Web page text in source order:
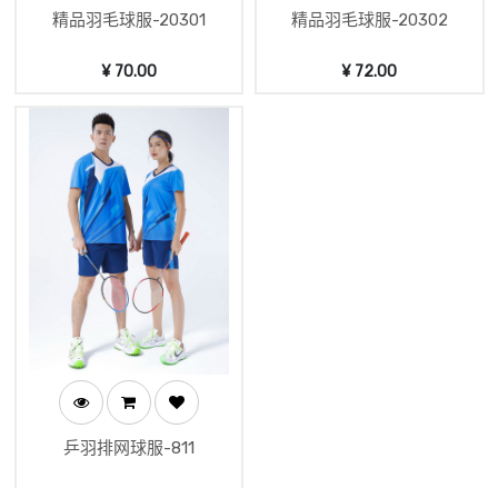
精品羽毛球服-20301
¥ 70.00
精品羽毛球服-20302
¥ 72.00
乒羽排网球服-811